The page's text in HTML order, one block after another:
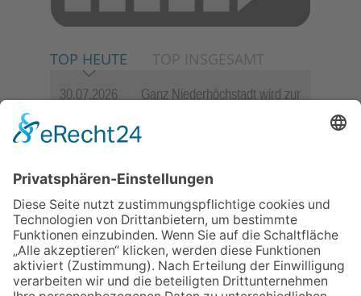
TOP HEUTE TOP INSGESAMT
30.07.2026
Ganz Niederhöchstadt wird zur
06.08.2026
Jugendchor Hochtaunus
Programm „Changes“
Sommerabend: Der Rettershof
lädt wieder zum Weinfest ein
06.08.2026
Hisamoto und Tölke begeistern
mit Werken von Walter
Wachsmuth